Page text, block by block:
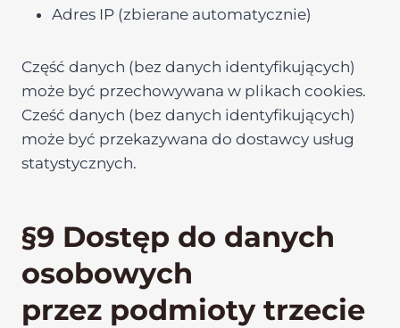
Adres IP (zbierane automatycznie)
Część danych (bez danych identyfikujących)
może być przechowywana w plikach cookies.
Cześć danych (bez danych identyfikujących)
może być przekazywana do dostawcy usług
statystycznych.
§9 Dostęp do danych
osobowych
przez podmioty trzecie